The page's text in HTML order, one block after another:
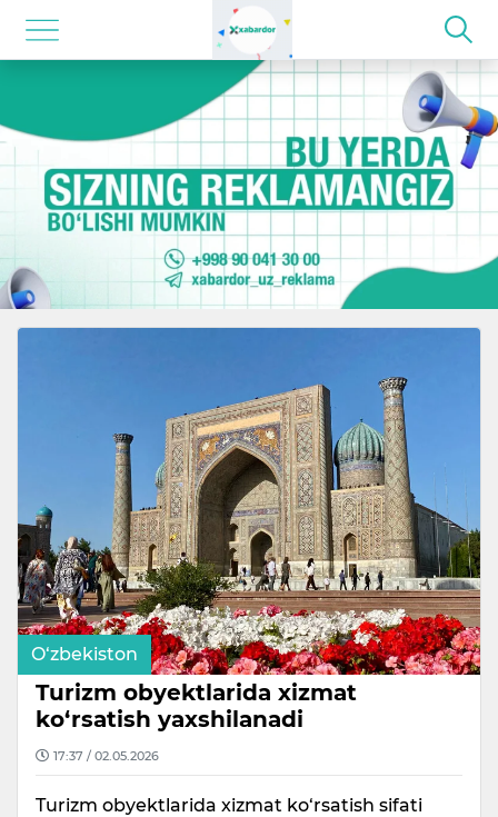
O‘zbekiston
Turizm obyektlarida xizmat
ko‘rsatish yaxshilanadi
17:37 / 02.05.2026
Turizm obyektlarida xizmat ko‘rsatish sifati